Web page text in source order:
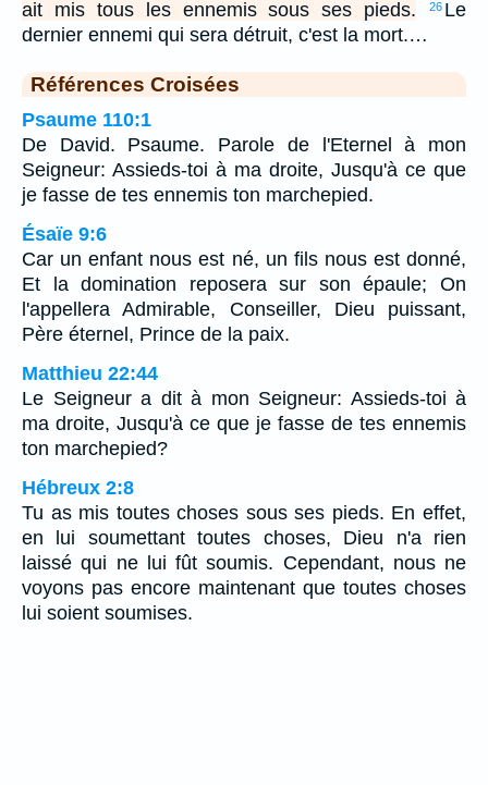
ait mis tous les ennemis sous ses pieds. 26 Le
dernier ennemi qui sera détruit, c'est la mort.…
Références Croisées
Psaume 110:1
De David. Psaume. Parole de l'Eternel à mon
Seigneur: Assieds-toi à ma droite, Jusqu'à ce que
je fasse de tes ennemis ton marchepied.
Ésaïe 9:6
Car un enfant nous est né, un fils nous est donné,
Et la domination reposera sur son épaule; On
l'appellera Admirable, Conseiller, Dieu puissant,
Père éternel, Prince de la paix.
Matthieu 22:44
Le Seigneur a dit à mon Seigneur: Assieds-toi à
ma droite, Jusqu'à ce que je fasse de tes ennemis
ton marchepied?
Hébreux 2:8
Tu as mis toutes choses sous ses pieds. En effet,
en lui soumettant toutes choses, Dieu n'a rien
laissé qui ne lui fût soumis. Cependant, nous ne
voyons pas encore maintenant que toutes choses
lui soient soumises.